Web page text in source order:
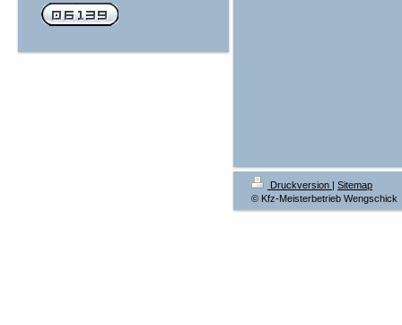
Druckversion | Sitemap
© Kfz-Meisterbetrieb Wengschick